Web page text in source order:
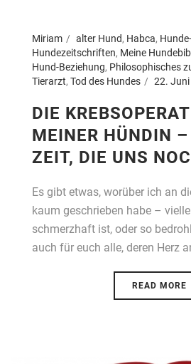
Miriam alter Hund, Habca,
Hundezeitschriften, Meine
Hund-Beziehung, Philosophisches
Tierarzt, Tod des Hundes 22.
DIE
MEINER HÜNDIN
ZEIT, DIE UNS
Es gibt etwas, worüber ich an
kaum geschrieben habe –
schmerzhaft ist, oder so
auch für euch alle, deren Herz
READ MORE